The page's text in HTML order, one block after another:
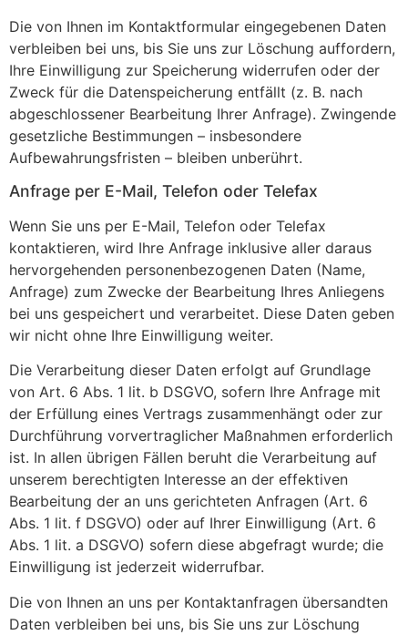
Die von Ihnen im Kontaktformular eingegebenen Daten
verbleiben bei uns, bis Sie uns zur Löschung auffordern,
Ihre Einwilligung zur Speicherung widerrufen oder der
Zweck für die Datenspeicherung entfällt (z. B. nach
abgeschlossener Bearbeitung Ihrer Anfrage). Zwingende
gesetzliche Bestimmungen – insbesondere
Aufbewahrungsfristen – bleiben unberührt.
Anfrage per E-Mail, Telefon oder Telefax
Wenn Sie uns per E-Mail, Telefon oder Telefax
kontaktieren, wird Ihre Anfrage inklusive aller daraus
hervorgehenden personenbezogenen Daten (Name,
Anfrage) zum Zwecke der Bearbeitung Ihres Anliegens
bei uns gespeichert und verarbeitet. Diese Daten geben
wir nicht ohne Ihre Einwilligung weiter.
Die Verarbeitung dieser Daten erfolgt auf Grundlage
von Art. 6 Abs. 1 lit. b DSGVO, sofern Ihre Anfrage mit
der Erfüllung eines Vertrags zusammenhängt oder zur
Durchführung vorvertraglicher Maßnahmen erforderlich
ist. In allen übrigen Fällen beruht die Verarbeitung auf
unserem berechtigten Interesse an der effektiven
Bearbeitung der an uns gerichteten Anfragen (Art. 6
Abs. 1 lit. f DSGVO) oder auf Ihrer Einwilligung (Art. 6
Abs. 1 lit. a DSGVO) sofern diese abgefragt wurde; die
Einwilligung ist jederzeit widerrufbar.
Die von Ihnen an uns per Kontaktanfragen übersandten
Daten verbleiben bei uns, bis Sie uns zur Löschung